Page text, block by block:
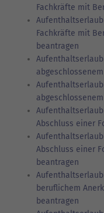
Fachkräfte mit
Fachkräfte mit
beantragen
Abschluss einer
Abschluss einer
beantragen
beruflichem
beantragen